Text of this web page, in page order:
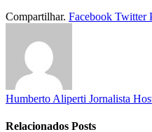
Compartilhar. Facebook Twitter
Humberto Aliperti Jornalista
Relacionados Posts